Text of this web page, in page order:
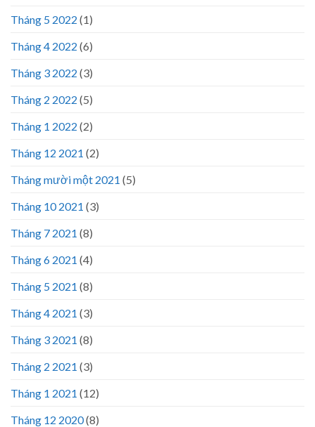
Tháng 5 2022 (1)
Tháng 4 2022 (6)
Tháng 3 2022 (3)
Tháng 2 2022 (5)
Tháng 1 2022 (2)
Tháng 12 2021 (2)
Tháng mười một 2021 (5)
Tháng 10 2021 (3)
Tháng 7 2021 (8)
Tháng 6 2021 (4)
Tháng 5 2021 (8)
Tháng 4 2021 (3)
Tháng 3 2021 (8)
Tháng 2 2021 (3)
Tháng 1 2021 (12)
Tháng 12 2020(8)